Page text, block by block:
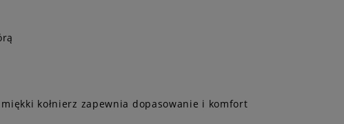
kołnierz zapewnia dopasowanie i komfort